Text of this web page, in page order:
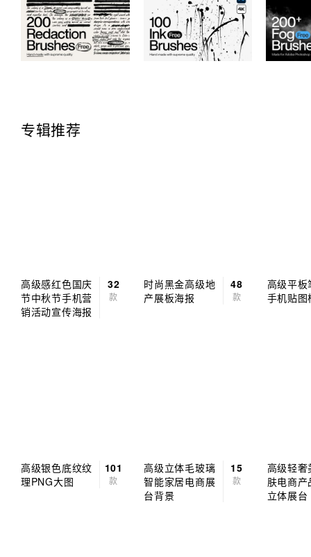
专辑推荐
高级感红色国庆
节中秋节手机营
销活动宣传海报
32
款
时尚黑金高级地
产展板海报
48
款
高级平板
手机贴图
高级银色底纹纹
理PNG大图
101
款
高级立体毛玻璃
智能家居电商展
台背景
15
款
高级轻奢
肤电商
立体展台